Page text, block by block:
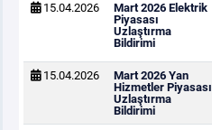
15.04.2026
Mart 2026 Elektrik
Piyasası
Uzlaştırma
Bildirimi
15.04.2026
Mart 2026 Yan
Hizmetler Piyasası
Uzlaştırma
Bildirimi